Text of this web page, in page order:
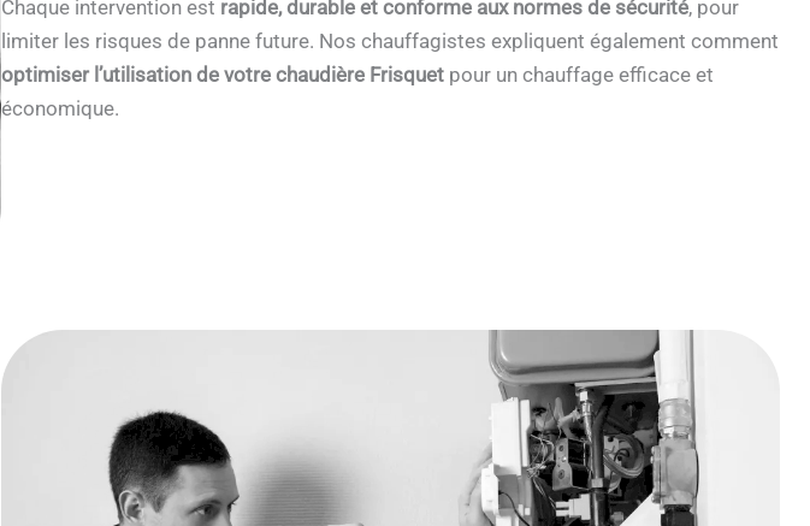
Chaque intervention est rapide, durable et conforme aux normes de sécurité, pour
limiter les risques de panne future. Nos chauffagistes expliquent également comment
optimiser l’utilisation de votre chaudière Frisquet pour un chauffage efficace et
économique.